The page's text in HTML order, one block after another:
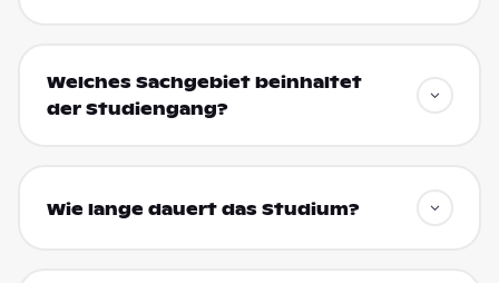
Welches Sachgebiet beinhaltet
der Studiengang?
Wie lange dauert das Studium?